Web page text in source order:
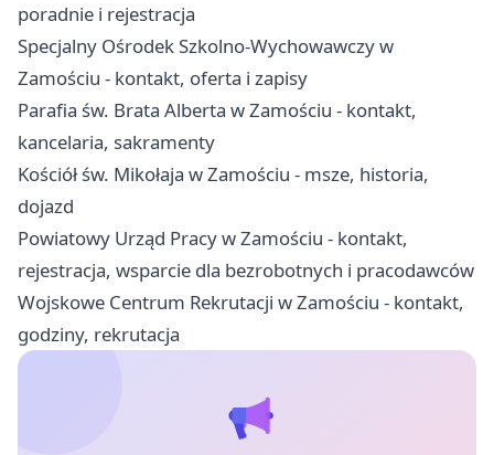
poradnie i rejestracja
Specjalny Ośrodek Szkolno-Wychowawczy w
Zamościu - kontakt, oferta i zapisy
Parafia św. Brata Alberta w Zamościu - kontakt,
kancelaria, sakramenty
Kościół św. Mikołaja w Zamościu - msze, historia,
dojazd
Powiatowy Urząd Pracy w Zamościu - kontakt,
rejestracja, wsparcie dla bezrobotnych i pracodawców
Wojskowe Centrum Rekrutacji w Zamościu - kontakt,
godziny, rekrutacja